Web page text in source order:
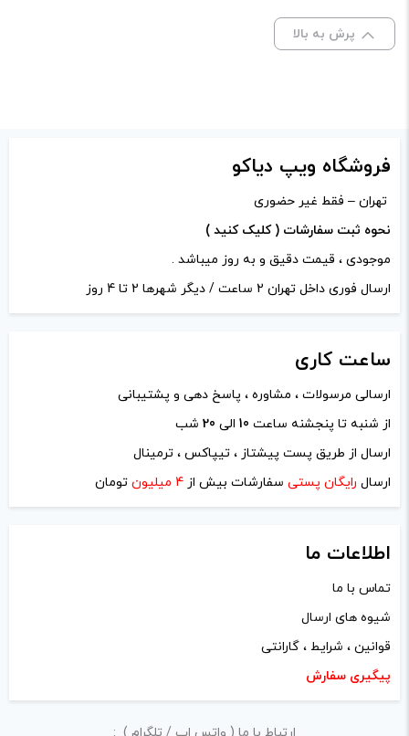
نشانی ایمیل شما منتشر نخواهد شد.
علامت‌گذاری شده‌اند
دیدگاه شما*
نام*
ایمیل*
ذخیره نام، ایمیل و وبسایت من در مرورگر برای زمانی که دوباره
دیدگاهی می‌نویسم.
لازم است محتوای ارسالی منطبق برعرف و شئونات جامعه و با
پرش به بالا
فروشگاه ویپ دیاکو
تهران – فقط غیر حضوری
نحوه ثبت سفارشات ( کلیک کنید )
موجودی ، قیمت دقیق و به روز میباشد .
ارسال فوری داخل تهران 2 ساعت / دیگر شهرها 2 تا 4 روز
ساعت کاری
ارسالی مرسولات ، مشاوره ، پاسخ دهی و پشتیبانی
از شنبه تا پنجشنه ساعت 10 الی 20 شب
ارسال از طریق پست پیشتاز ، تیپاکس ، ترمینال
ارسال رایگان پستی سفارشات بیش از 4 میلیون تومان
اطلاعات ما
تماس با ما
شیوه های ارسال
قوانین ، شرایط ، گارانتی
پیگیری سفارش
ارتباط با ما ( واتس اپ / تلگرام ) :